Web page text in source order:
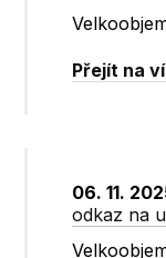
Přejít na
06. 11.
odkaz na